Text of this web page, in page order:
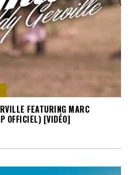
FEATURING MARC
OFFICIEL) [VIDÉO]